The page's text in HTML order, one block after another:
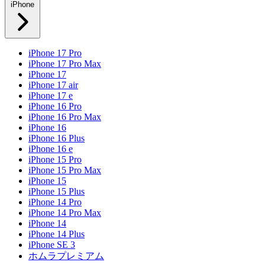
iPhone
iPhone 17 Pro
iPhone 17 Pro Max
iPhone 17
iPhone 17 air
iPhone 17 e
iPhone 16 Pro
iPhone 16 Pro Max
iPhone 16
iPhone 16 Plus
iPhone 16 e
iPhone 15 Pro
iPhone 15 Pro Max
iPhone 15
iPhone 15 Plus
iPhone 14 Pro
iPhone 14 Pro Max
iPhone 14
iPhone 14 Plus
iPhone SE 3
ホムラプレミアム